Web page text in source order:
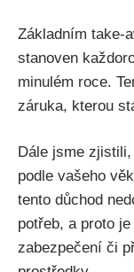
Základním take-
stanoven
minulém roce.
záruka, kterou
Dále jsme
podle vašeho
tento důchod
potřeb, a proto
zabezpečení či